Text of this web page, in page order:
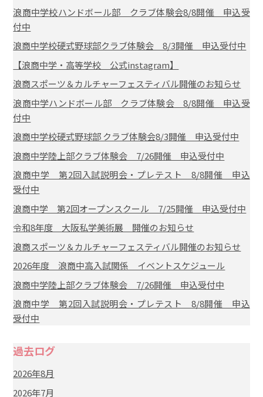
浪商中学校ハンドボール部 クラブ体験会8/8開催 申込受
付中
浪商中学校硬式野球部クラブ体験会 8/3開催 申込受付中
【浪商中学・高等学校 公式instagram】
浪商スポーツ＆カルチャーフェスティバル開催のお知らせ
浪商中学ハンドボール部 クラブ体験会 8/8開催 申込受
付中
浪商中学校硬式野球部 クラブ体験会8/3開催 申込受付中
浪商中学陸上部クラブ体験会 7/26開催 申込受付中
浪商中学 第2回入試説明会・プレテスト 8/8開催 申込
受付中
浪商中学 第2回オープンスクール 7/25開催 申込受付中
令和8年度 大阪私学美術展 開催のお知らせ
浪商スポーツ＆カルチャーフェスティバル開催のお知らせ
2026年度 浪商中高入試関係 イベントスケジュール
浪商中学陸上部クラブ体験会 7/26開催 申込受付中
浪商中学 第2回入試説明会・プレテスト 8/8開催 申込
受付中
過去ログ
2026年8月
2026年7月